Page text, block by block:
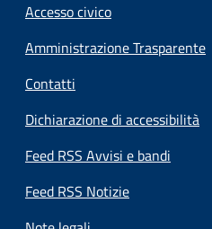
Accesso civico
Amministrazione Trasparente
Contatti
Dichiarazione di accessibilità
Feed RSS Avvisi e bandi
Feed RSS Notizie